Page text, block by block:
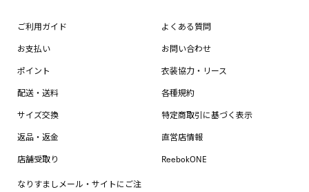
ご利用ガイド
お支払い
ポイント
配送・送料
サイズ交換
返品・返金
店舗受取り
なりすましメール・サイトにご注
よくある質問
お問い合わせ
衣装協力・リース
各種規約
特定商取引に基づく表示
直営店情報
ReebokONE